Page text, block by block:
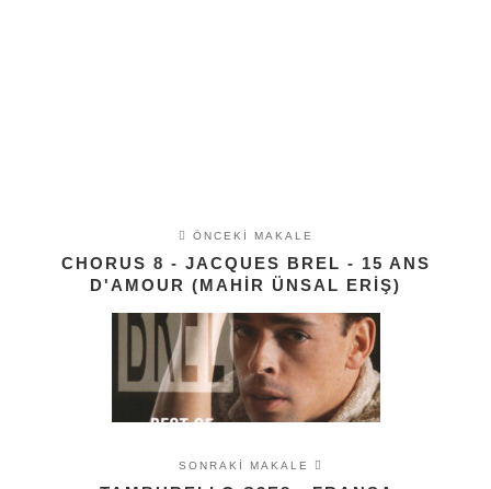
ÖNCEKI MAKALE
CHORUS 8 - JACQUES BREL - 15 ANS
D'AMOUR (MAHIR ÜNSAL ERIŞ)
SONRAKI MAKALE